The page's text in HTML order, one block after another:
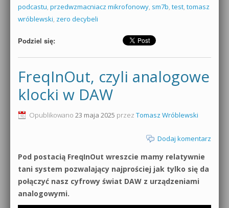
podcastu, przedwzmacniacz mikrofonowy, sm7b, test, tomasz
wróblewski, zero decybeli
Podziel się:
FreqInOut, czyli analogowe
klocki w DAW
Opublikowano 23 maja 2025 przez Tomasz Wróblewski
Dodaj komentarz
Pod postacią FreqInOut wreszcie mamy relatywnie
tani system pozwalający najprościej jak tylko się da
połączyć nasz cyfrowy świat DAW z urządzeniami
analogowymi.